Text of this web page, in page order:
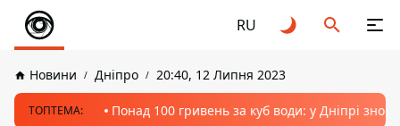
RU
Новини Дніпро 20:40, 12 Липня 2023
ТОПТЕМА: Понад 100 гривень за куб води: у Дніпрі